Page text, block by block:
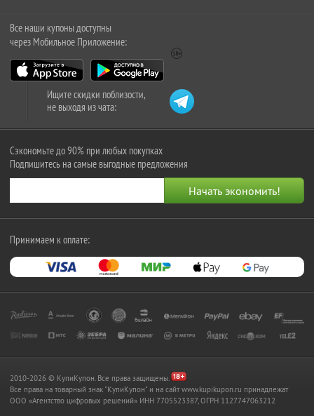
Все наши купоны доступны
через Мобильное Приложение:
Ищите скидки поблизости,
не выходя из чата:
Сэкономьте до 90% при любых покупках
Подпишитесь на самые выгодные предложения
Принимаем к оплате:
2010-2026 © КупиКупон. Все права защищены.
Все права на товарный знак "КупиКупон" и на сайт www.kupikupon.ru принадлежат
OOO «Агентство цифровых решений» ИНН 7705523387, ОГРН 1127747063212